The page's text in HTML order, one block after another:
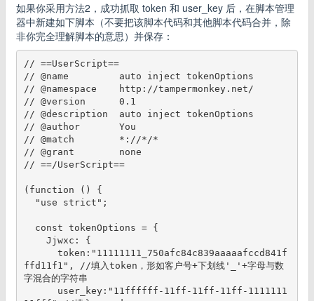
如果你采用方法2，成功抓取 token 和 user_key 后，在脚本管理
器中新建如下脚本（不要把该脚本代码和其他脚本代码合并，除
非你完全理解脚本的意思）并保存：
// ==UserScript==
// @name         auto inject tokenOptions
// @namespace    http://tampermonkey.net/
// @version      0.1
// @description  auto inject tokenOptions
// @author       You
// @match        *://*/*
// @grant        none
// ==/UserScript==
(function () {
ffd11f1", //填入token，形如客户号+下划线'_'+字母与数
字混合的字符串